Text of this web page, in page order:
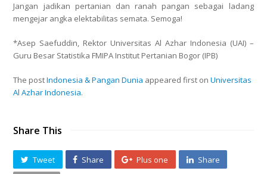
Jangan jadikan pertanian dan ranah pangan sebagai ladang
mengejar angka elektabilitas semata. Semoga!
*Asep Saefuddin, Rektor Universitas Al Azhar Indonesia (UAI) –
Guru Besar Statistika FMIPA Institut Pertanian Bogor (IPB)
The postIndonesia & Pangan Dunia appeared first onUniversitas
Al Azhar Indonesia.
Share This
Tweet Share Plus one Share